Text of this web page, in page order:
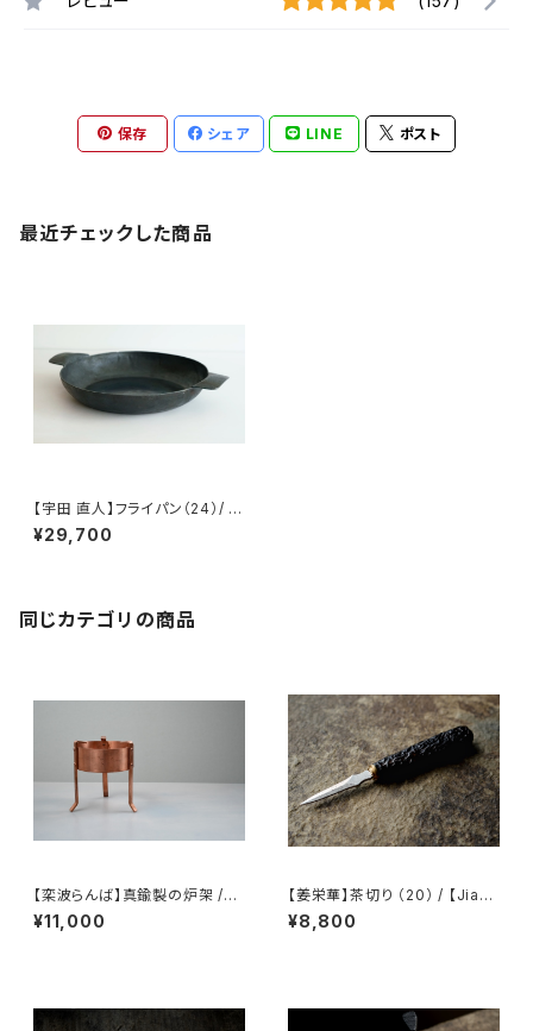
保存 シェア LINE ポスト
最近チェックした商品
【宇田 直人】フライパン（24）/ 【
Naoto Uda 】Frying pan（2
4）
¥29,700
同じカテゴリの商品
【栾波らんば】真鍮製の炉架 /
【Bo Luan】Brass Trivet
¥11,000
【姜栄華】茶切り （20） / 【Jiang
Ronghua】Tea knife（20）
¥8,800